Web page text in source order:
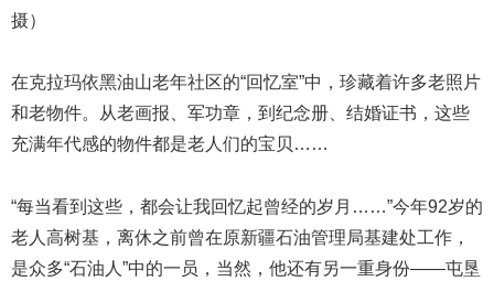
摄）
在克拉玛依黑油山老年社区的“回忆室”中，珍藏着许多老照片
和老物件。从老画报、军功章，到纪念册、结婚证书，这些
充满年代感的物件都是老人们的宝贝……
“每当看到这些，都会让我回忆起曾经的岁月……”今年92岁的
老人高树基，离休之前曾在原新疆石油管理局基建处工作，
是众多“石油人”中的一员，当然，他还有另一重身份——屯垦